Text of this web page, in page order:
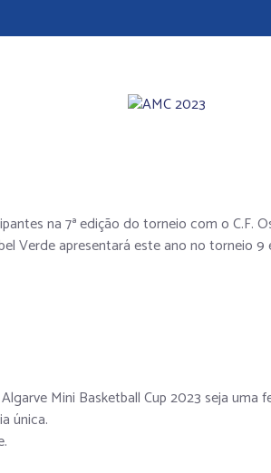
na 7ª edição do torneio com o C.F.
Verde apresentará este ano no torneio 9
Mini Basketball Cup 2023 seja uma
única.